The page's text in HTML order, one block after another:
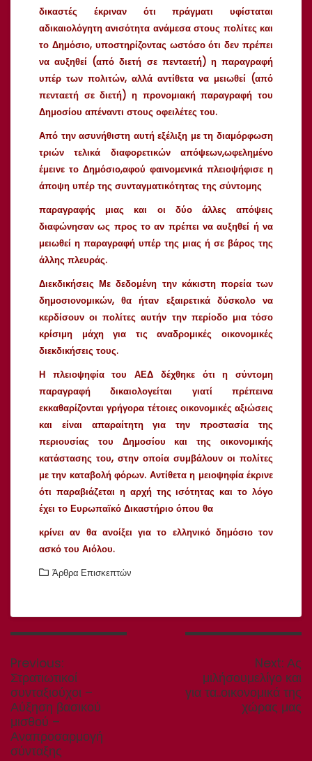
δικαστές έκριναν ότι πράγματι υφίσταται
αδικαιολόγητη ανισότητα ανάμεσα στους πολίτες και
το Δημόσιο, υποστηρίζοντας ωστόσο ότι δεν πρέπει
να αυξηθεί (από διετή σε πενταετή) η παραγραφή
υπέρ των πολιτών, αλλά αντίθετα να μειωθεί (από
πενταετή σε διετή) η προνομιακή παραγραφή του
Δημοσίου απέναντι στους οφειλέτες του.
Από την ασυνήθιστη αυτή εξέλιξη με τη διαμόρφωση
τριών τελικά διαφορετικών απόψεων,ωφελημένο
έμεινε το Δημόσιο,αφού φαινομενικά πλειοψήφισε η
άποψη υπέρ της συνταγματικότητας της σύντομης
παραγραφής μιας και οι δύο άλλες απόψεις
διαφώνησαν ως προς το αν πρέπει να αυξηθεί ή να
μειωθεί η παραγραφή υπέρ της μιας ή σε βάρος της
άλλης πλευράς.
Διεκδικήσεις Με δεδομένη την κάκιστη πορεία των
δημοσιονομικών, θα ήταν εξαιρετικά δύσκολο να
κερδίσουν οι πολίτες αυτήν την περίοδο μια τόσο
κρίσιμη μάχη για τις αναδρομικές οικονομικές
διεκδικήσεις τους.
Η πλειοψηφία του ΑΕΔ δέχθηκε ότι η σύντομη
παραγραφή δικαιολογείται γιατί πρέπεινα
εκκαθαρίζονται γρήγορα τέτοιες οικονομικές αξιώσεις
και είναι απαραίτητη για την προστασία της
περιουσίας του Δημοσίου και της οικονομικής
κατάστασης του, στην οποία συμβάλουν οι πολίτες
με την καταβολή φόρων. Αντίθετα η μειοψηφία έκρινε
ότι παραβιάζεται η αρχή της ισότητας και το λόγο
έχει το Ευρωπαϊκό Δικαστήριο όπου θα
κρίνει αν θα ανοίξει για το ελληνικό δημόσιο τον
ασκό του Αιόλου.
Άρθρα Επισκεπτών
Πλοήγηση
Previous:Previous
post:
Στρατιωτικοί
συνταξιούχοι –
Αύξηση βασικού
μισθού –
Αναπροσαρμογή
σύνταξης
Next: Next
Ας
μιλήσουμελίγο και
για τα..οικονομικά της
χώρας μας